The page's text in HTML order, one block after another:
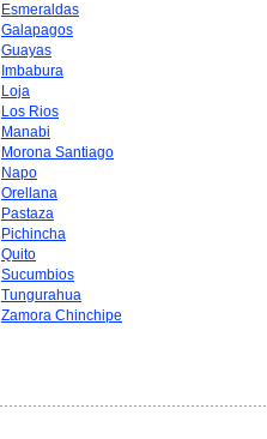
Esmeraldas
Galapagos
Guayas
Imbabura
Loja
Los Rios
Manabi
Morona Santiago
Napo
Orellana
Pastaza
Pichincha
Quito
Sucumbios
Tungurahua
Zamora Chinchipe